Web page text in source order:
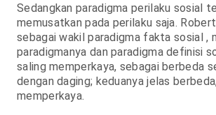
Sedangkan paradigma perilaku sosial
memusatkan pada perilaku saja.
sebagai wakil paradigma fakta sosial ,
paradigmanya dan paradigma definisi
saling memperkaya, sebagai berbeda
dengan daging; keduanya jelas
memperkaya.